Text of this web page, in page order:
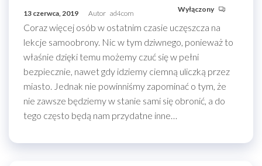
13 czerwca, 2019 Autor ad4com Wyłączony
Coraz więcej osób w ostatnim czasie uczęszcza na
lekcje samoobrony. Nic w tym dziwnego, ponieważ to
właśnie dzięki temu możemy czuć się w pełni
bezpiecznie, nawet gdy idziemy ciemną uliczką przez
miasto. Jednak nie powinniśmy zapominać o tym, że
nie zawsze będziemy w stanie sami się obronić, a do
tego często będą nam przydatne inne…